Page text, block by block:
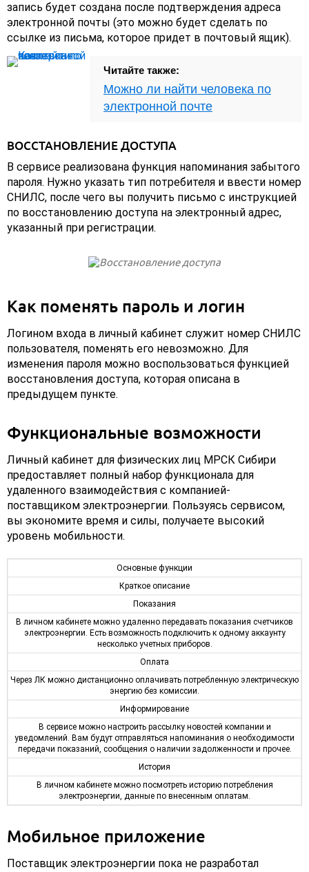
запись будет создана после подтверждения адреса
электронной почты (это можно будет сделать по
ссылке из письма, которое придет в почтовый ящик).
Читайте также:
Можно ли найти человека по
электронной почте
ВОССТАНОВЛЕНИЕ ДОСТУПА
В сервисе реализована функция напоминания забытого
пароля. Нужно указать тип потребителя и ввести номер
СНИЛС, после чего вы получить письмо с инструкцией
по восстановлению доступа на электронный адрес,
указанный при регистрации.
Как поменять пароль и логин
Логином входа в личный кабинет служит номер СНИЛС
пользователя, поменять его невозможно. Для
изменения пароля можно воспользоваться функцией
восстановления доступа, которая описана в
предыдущем пункте.
Функциональные возможности
Личный кабинет для физических лиц МРСК Сибири
предоставляет полный набор функционала для
удаленного взаимодействия с компанией-
поставщиком электроэнергии. Пользуясь сервисом,
вы экономите время и силы, получаете высокий
уровень мобильности.
Основные функции
Краткое описание
Показания
В личном кабинете можно удаленно передавать показания счетчиков
электроэнергии. Есть возможность подключить к одному аккаунту
несколько учетных приборов.
Оплата
Через ЛК можно дистанционно оплачивать потребленную электрическую
энергию без комиссии.
Информирование
В сервисе можно настроить рассылку новостей компании и
уведомлений. Вам будут отправляться напоминания о необходимости
передачи показаний, сообщения о наличии задолженности и прочее.
История
В личном кабинете можно посмотреть историю потребления
электроэнергии, данные по внесенным оплатам.
Мобильное приложение
Поставщик электроэнергии пока не разработал